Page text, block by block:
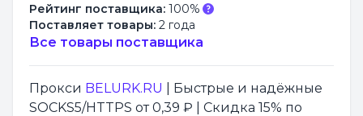
Рейтинг поставщика: 100%
Поставляет товары: 2 года
Все товары поставщика
Прокси BELURK.RU
| Быстрые и надёжные
SOCKS5/HTTPS от 0,39 ₽ | Скидка 15% по